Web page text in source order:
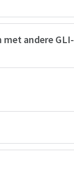
met andere GLI-